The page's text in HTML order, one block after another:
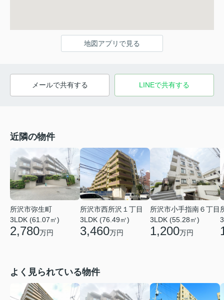
地図アプリで見る
メールで共有する LINEで共有する
近隣の物件
所沢市弥生町
3LDK (61.07㎡)
2,780万円
所沢市西所沢１丁目
3LDK (76.49㎡)
3,460万円
所沢市小手指南６丁目
3LDK (55.28㎡)
1,200万円
よく見られている物件